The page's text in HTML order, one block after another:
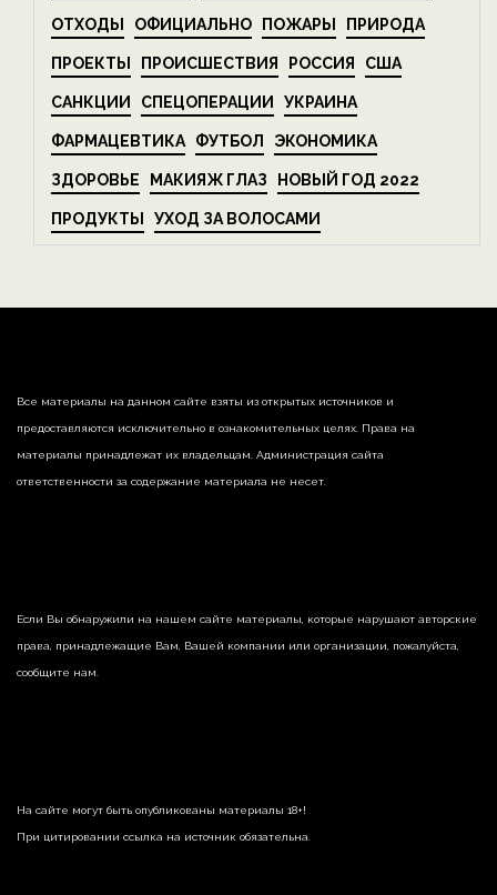
ОТХОДЫ ОФИЦИАЛЬНО ПОЖАРЫ ПРИРОДА
ПРОЕКТЫ ПРОИСШЕСТВИЯ РОССИЯ США
САНКЦИИ СПЕЦОПЕРАЦИИ УКРАИНА
ФАРМАЦЕВТИКА ФУТБОЛ ЭКОНОМИКА
ЗДОРОВЬЕ МАКИЯЖ ГЛАЗ НОВЫЙ ГОД 2022
ПРОДУКТЫ УХОД ЗА ВОЛОСАМИ
Все материалы на данном сайте взяты из открытых источников и
предоставляются исключительно в ознакомительных целях. Права на
материалы принадлежат их владельцам. Администрация сайта
ответственности за содержание материала не несет.
Если Вы обнаружили на нашем сайте материалы, которые нарушают авторские
права, принадлежащие Вам, Вашей компании или организации, пожалуйста,
сообщите нам.
На сайте могут быть опубликованы материалы 18+!
При цитировании ссылка на источник обязательна.